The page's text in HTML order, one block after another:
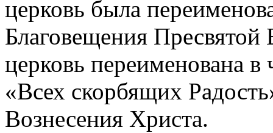
церковь была
Благовещения
церковь переименована
«Всех скорбящих
Вознесения Христа.